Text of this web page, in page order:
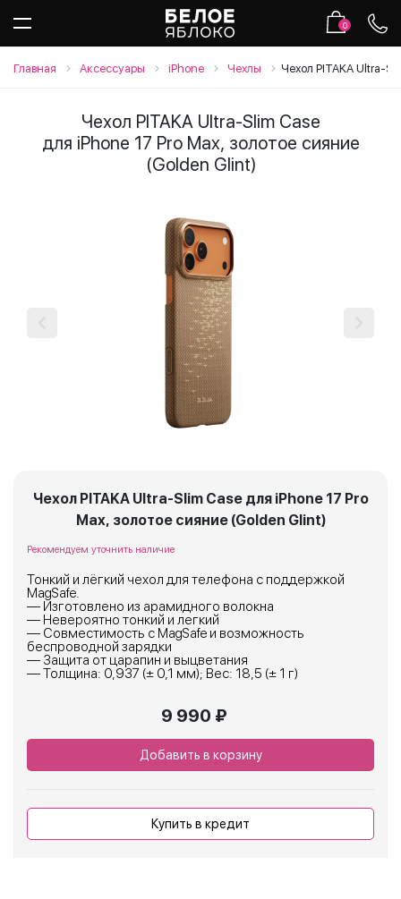
0
Главная Аксессуары iPhone Чехлы Чехол PITAKA Ultra-
Чехол PITAKA Ultra-Slim Case
для iPhone 17 Pro Max, золотое сияние
(Golden Glint)
Чехол PITAKA Ultra-Slim Case для iPhone 17 Pro
Max, золотое сияние (Golden Glint)
Рекомендуем уточнить наличие
Тонкий и лёгкий чехол для телефона с поддержкой
MagSafe.
— Изготовлено из арамидного волокна
— Невероятно тонкий и легкий
— Совместимость с MagSafe и возможность
беспроводной зарядки
— Защита от царапин и выцветания
— Толщина: 0,937 (± 0,1 мм); Вес: 18,5 (± 1 г)
9 990 ₽
Добавить в корзину
Купить в кредит